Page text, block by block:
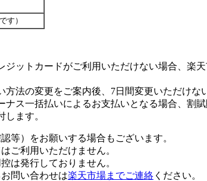
す）
ジットカードがご利用いただけない場合、楽
法の変更をご案内後、7日間変更いただけな
ス一括払いによるお支払いとなる場合、割
ます。
等）をお願いする場合もございます。
ご利用いただけません。
は発行しておりません。
問い合わせは楽天市場までご連絡 ください。